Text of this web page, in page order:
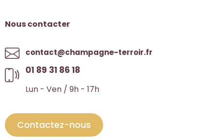
Nous contacter
contact@champagne-terroir.fr
01 89 31 86 18
Lun - Ven / 9h - 17h
Contactez-nous